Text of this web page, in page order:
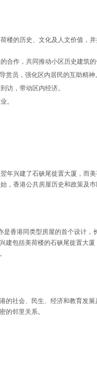
楼的历史、文化及人文价值，
合作，共同推动小区历史建筑的
赏员，强化区内居民的互助精神。
访，带动区内经济。
。
年兴建了石硖尾徙置大厦，而
，香港公共房屋历史和政策及巿
香港同类型房屋的首个设计
建包括美荷楼的石硖尾徙置大
的社会、民生、经济和教育发
的邻里关系。